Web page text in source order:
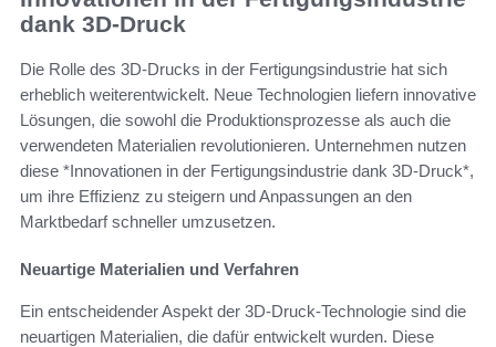
dank 3D-Druck
Die Rolle des 3D-Drucks in der Fertigungsindustrie hat sich
erheblich weiterentwickelt. Neue Technologien liefern innovative
Lösungen, die sowohl die Produktionsprozesse als auch die
verwendeten Materialien revolutionieren. Unternehmen nutzen
diese *Innovationen in der Fertigungsindustrie dank 3D-Druck*,
um ihre Effizienz zu steigern und Anpassungen an den
Marktbedarf schneller umzusetzen.
Neuartige Materialien und Verfahren
Ein entscheidender Aspekt der 3D-Druck-Technologie sind die
neuartigen Materialien, die dafür entwickelt wurden. Diese